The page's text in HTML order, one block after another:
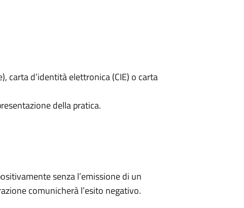
carta d’identità elettronica (CIE) o carta
della pratica.
senza l’emissione di un
comunicherà l’esito negativo.